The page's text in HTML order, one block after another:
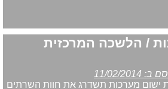
/ הלשכה המרכזית
11/02/2014
ישום מערכות תשדרג את חוות השרתים